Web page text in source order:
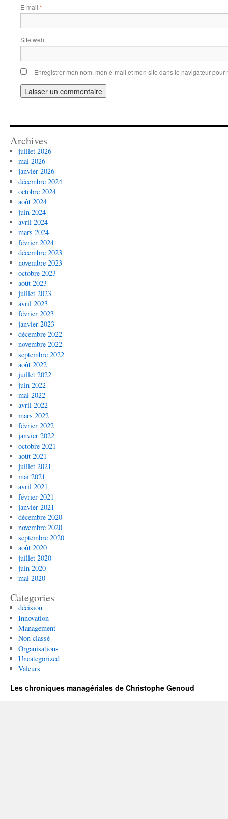
E-mail *
Site web
Enregistrer mon nom, mon e-mail et mon site dans le navigateur
Archives
juillet 2026
mai 2026
janvier 2026
décembre 2024
octobre 2024
août 2024
juin 2024
avril 2024
mars 2024
février 2024
décembre 2023
novembre 2023
octobre 2023
août 2023
juillet 2023
avril 2023
février 2023
janvier 2023
décembre 2022
novembre 2022
septembre 2022
août 2022
juillet 2022
juin 2022
mai 2022
avril 2022
mars 2022
février 2022
janvier 2022
octobre 2021
août 2021
juillet 2021
mai 2021
avril 2021
février 2021
janvier 2021
décembre 2020
novembre 2020
septembre 2020
août 2020
juillet 2020
juin 2020
mai 2020
Categories
décision
Innovation
Management
Non classé
Organisations
Uncategorized
Valeurs
Les chroniques managériales de Christophe Genoud